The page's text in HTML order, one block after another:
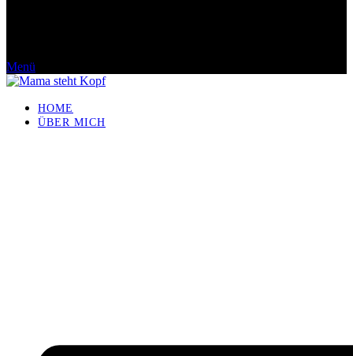
Menü
HOME
ÜBER MICH